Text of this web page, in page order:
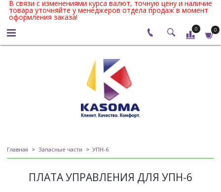
В связи с изменениями курса валют, точную цену и наличие
товара уточняйте у менеджеров отдела продаж в момент
оформления заказа!
0 0
Главная Запасные части УПН-6
ПЛАТА УПРАВЛЕНИЯ ДЛЯ УПН-6